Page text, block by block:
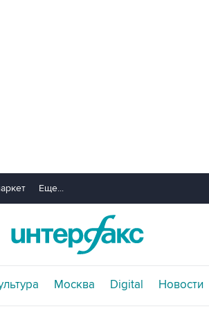
Еще...
Москва Digital Новости